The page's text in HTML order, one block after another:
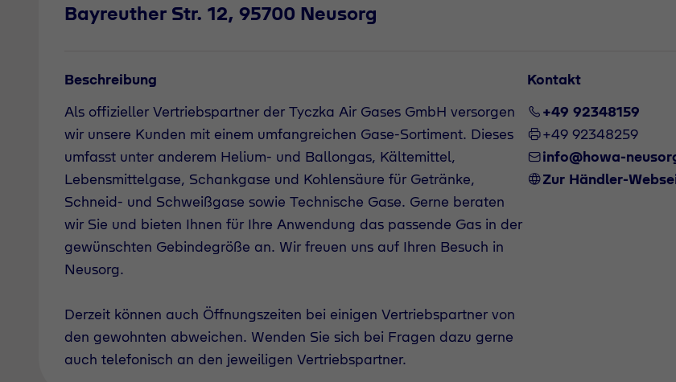
Bayreuther Str. 12, 95700 Neusorg
Beschreibung
Als offizieller Vertriebspartner der Tyczka Air Gases GmbH versorgen
wir unsere Kunden mit einem umfangreichen Gase-Sortiment. Dieses
umfasst unter anderem Helium- und Ballongas, Kältemittel,
Lebensmittelgase, Schankgase und Kohlensäure für Getränke,
Schneid- und Schweißgase sowie Technische Gase. Gerne beraten
wir Sie und bieten Ihnen für Ihre Anwendung das passende Gas in der
gewünschten Gebindegröße an. Wir freuen uns auf Ihren Besuch in
Neusorg.
Derzeit können auch Öffnungszeiten bei einigen Vertriebspartner von
den gewohnten abweichen. Wenden Sie sich bei Fragen dazu gerne
auch telefonisch an den jeweiligen Vertriebspartner.
Kontakt
+49 92348159
+49 92348259
info@howa-
Zur Händler-